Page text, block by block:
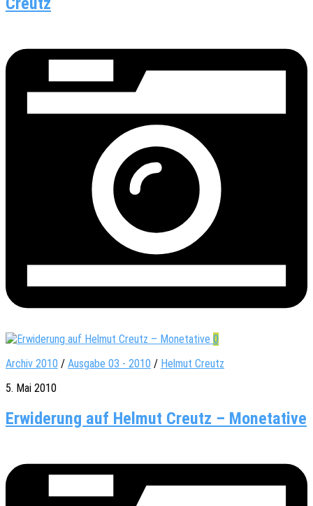
0
Archiv 2010 / Ausgabe 03 - 2010 / Helmut Creutz
5. Mai 2010
Erwiderung auf Helmut Creutz – Monetative